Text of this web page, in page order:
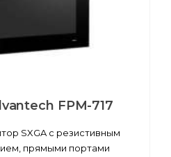
FPM-717
SXGA с резистивным
прямыми портами